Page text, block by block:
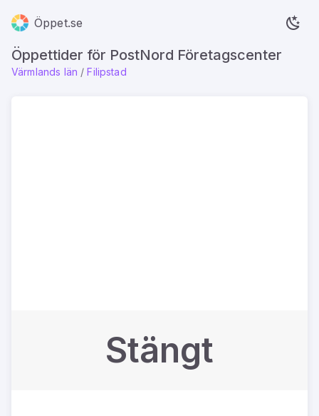
Öppet.se
Öppettider för PostNord Företagscenter
Värmlands län / Filipstad
Stängt